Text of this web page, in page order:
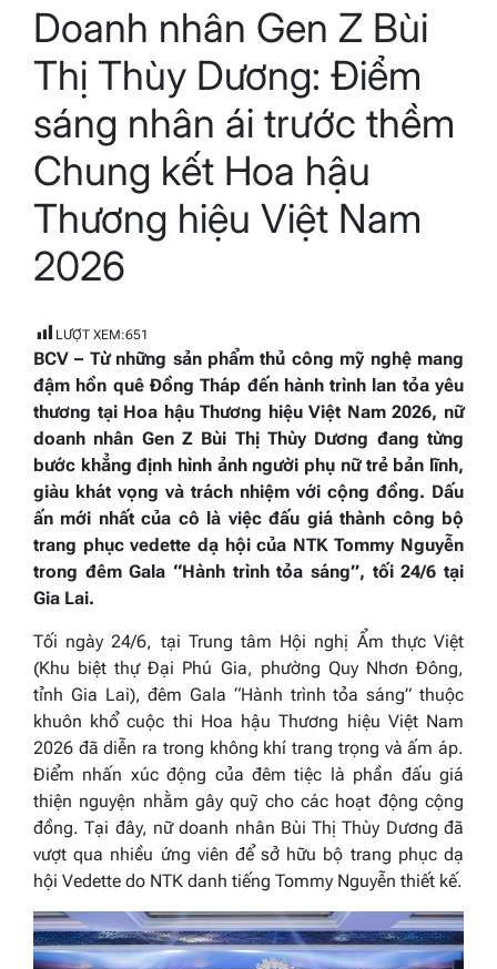
read
time
Doanh nhân Gen Z Bùi
Thị Thùy Dương: Điểm
sáng nhân ái trước thềm
Chung kết Hoa hậu
Thương hiệu Việt Nam
2026
LƯỢT XEM:651
BCV – Từ những sản phẩm thủ công mỹ nghệ mang
đậm hồn quê Đồng Tháp đến hành trình lan tỏa yêu
thương tại Hoa hậu Thương hiệu Việt Nam 2026, nữ
doanh nhân Gen Z Bùi Thị Thùy Dương đang từng
bước khẳng định hình ảnh người phụ nữ trẻ bản lĩnh,
giàu khát vọng và trách nhiệm với cộng đồng. Dấu
ấn mới nhất của cô là việc đấu giá thành công bộ
trang phục vedette dạ hội của NTK Tommy Nguyễn
trong đêm Gala “Hành trình tỏa sáng”, tối 24/6 tại
Gia Lai.
Tối ngày 24/6, tại Trung tâm Hội nghị Ẩm thực Việt
(Khu biệt thự Đại Phú Gia, phường Quy Nhơn Đông,
tỉnh Gia Lai), đêm Gala “Hành trình tỏa sáng” thuộc
khuôn khổ cuộc thi Hoa hậu Thương hiệu Việt Nam
2026 đã diễn ra trong không khí trang trọng và ấm áp.
Điểm nhấn xúc động của đêm tiệc là phần đấu giá
thiện nguyện nhằm gây quỹ cho các hoạt động cộng
đồng. Tại đây, nữ doanh nhân Bùi Thị Thùy Dương đã
vượt qua nhiều ứng viên để sở hữu bộ trang phục dạ
hội Vedette do NTK danh tiếng Tommy Nguyễn thiết kế.